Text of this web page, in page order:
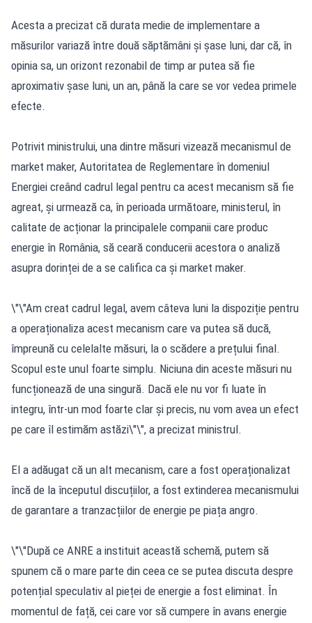
Acesta a precizat că durata medie de implementare a
măsurilor variază între două săptămâni și șase luni, dar că, în
opinia sa, un orizont rezonabil de timp ar putea să fie
aproximativ șase luni, un an, până la care se vor vedea primele
efecte.
Potrivit ministrului, una dintre măsuri vizează mecanismul de
market maker, Autoritatea de Reglementare în domeniul
Energiei creând cadrul legal pentru ca acest mecanism să fie
agreat, și urmează ca, în perioada următoare, ministerul, în
calitate de acționar la principalele companii care produc
energie în România, să ceară conducerii acestora o analiză
asupra dorinței de a se califica ca și market maker.
\"\"Am creat cadrul legal, avem câteva luni la dispoziție pentru
a operaționaliza acest mecanism care va putea să ducă,
împreună cu celelalte măsuri, la o scădere a prețului final.
Scopul este unul foarte simplu. Niciuna din aceste măsuri nu
funcționează de una singură. Dacă ele nu vor fi luate în
integru, într-un mod foarte clar și precis, nu vom avea un efect
pe care îl estimăm astăzi\"\", a precizat ministrul.
El a adăugat că un alt mecanism, care a fost operaționalizat
încă de la începutul discuțiilor, a fost extinderea mecanismului
de garantare a tranzacțiilor de energie pe piața angro.
\"\"După ce ANRE a instituit această schemă, putem să
spunem că o mare parte din ceea ce se putea discuta despre
potențial speculativ al pieței de energie a fost eliminat. În
momentul de față, cei care vor să cumpere în avans energie